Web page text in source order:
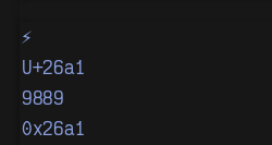
⚡
U+26a1
9889
0x26a1